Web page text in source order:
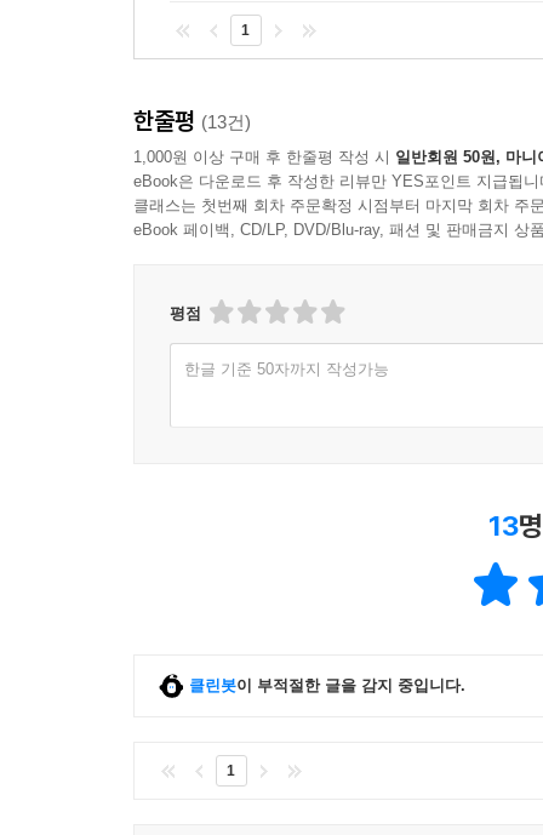
1
한줄평 (13건)
1,000원 이상 구매 후 한줄평 작성 시 일반회원 50원, 마니
eBook은 다운로드 후 작성한 리뷰만 YES포인트 지급됩니
클래스는 첫번째 회차 주문확정 시점부터 마지막 회차 주
eBook 페이백, CD/LP, DVD/Blu-ray, 패션 및 판매금지 상
평점
한글 기준 50자까지 작성가능
13
클린봇이 부적절한 글을 감지 중입니다.
1